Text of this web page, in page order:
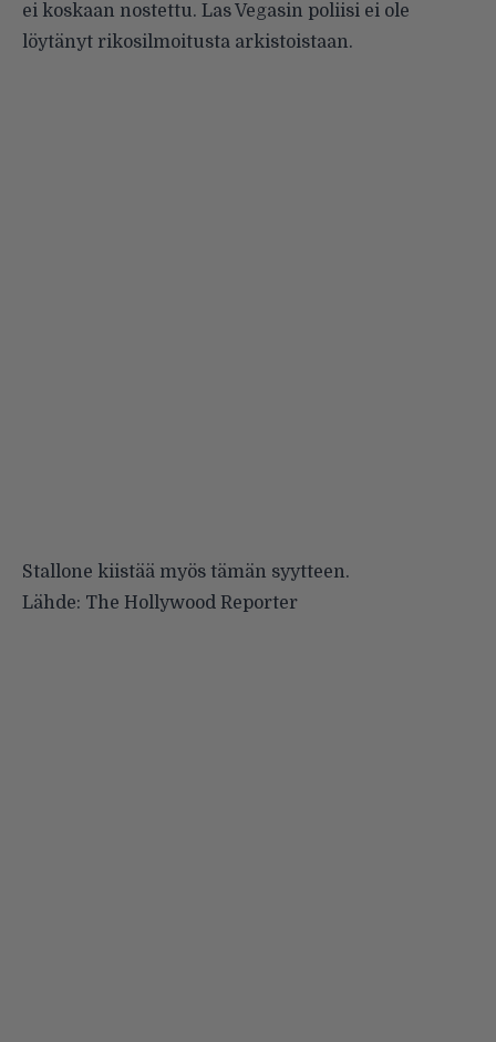
ei koskaan nostettu. Las Vegasin poliisi ei ole
löytänyt rikosilmoitusta arkistoistaan.
Stallone kiistää myös tämän syytteen.
Lähde: The Hollywood Reporter